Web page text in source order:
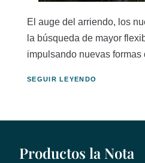
El auge del arriendo, los
la búsqueda de mayor
impulsando nuevas formas
SEGUIR LEYENDO
Productos la Nota